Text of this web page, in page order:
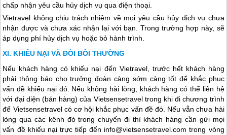
chấp nhận yêu cầu hủy dịch vụ qua điện thoại.
Vietravel không chịu trách nhiệm về mọi yêu cầu hủy dịch vụ chưa
nhận được và chưa xác nhận lại với bạn. Trong trường hợp này, sẽ
áp dụng phí hủy dịch vụ hoặc bỏ hành trình.
KHIẾU NẠI VÀ ĐÒI BỒI THƯỜNG
Nếu khách hàng có khiếu nại đến Vietravel, trước hết khách hàng
phải thông báo cho trưởng đoàn càng sớm càng tốt để khắc phục
vấn đề khiếu nại đó. Nếu không hài lòng, khách hàng có thể liên hệ
với đại diện (bán hàng) của Vietsensetravel trong khi đi chương trình
để Vietsensetravel có cơ hội khắc phục vấn đề đó. Nếu vẫn chưa hài
lòng qua các kênh đó trong chuyến đi thì khách hàng cần gửi mọi
vấn đề khiếu nại trực tiếp đến info@vietsensetravel.com trong vòng